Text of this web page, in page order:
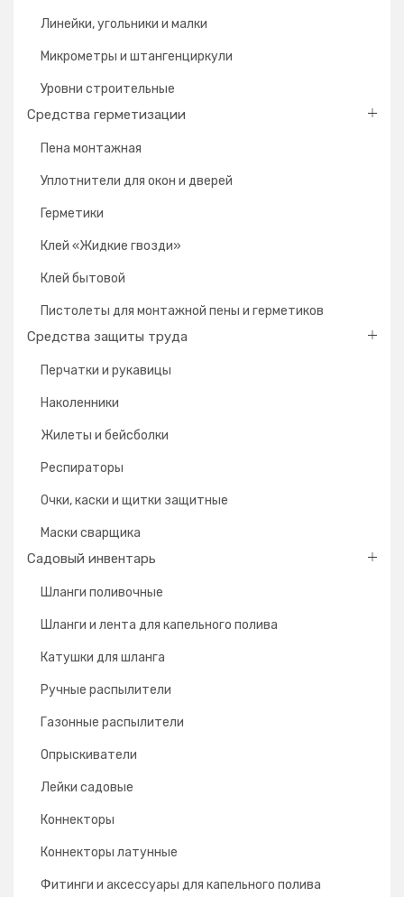
Линейки, угольники и малки
Микрометры и штангенциркули
Уровни строительные
Средства герметизации
Пена монтажная
Уплотнители для окон и дверей
Герметики
Клей «Жидкие гвозди»
Клей бытовой
Пистолеты для монтажной пены и герметиков
Средства защиты труда
Перчатки и рукавицы
Наколенники
Жилеты и бейсболки
Респираторы
Очки, каски и щитки защитные
Маски сварщика
Садовый инвентарь
Шланги поливочные
Шланги и лента для капельного полива
Катушки для шланга
Ручные распылители
Газонные распылители
Опрыскиватели
Лейки садовые
Коннекторы
Коннекторы латунные
Фитинги и аксессуары для капельного полива